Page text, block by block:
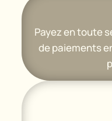
Payez en toute
de paiements